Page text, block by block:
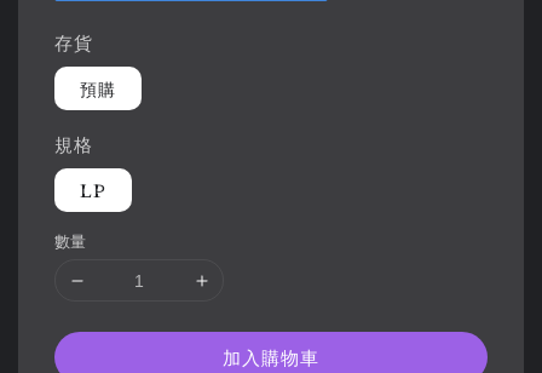
存貨
預購
規格
LP
數量
加入購物車